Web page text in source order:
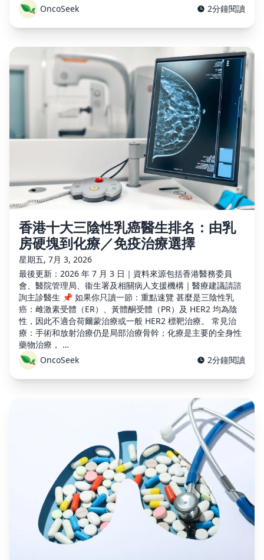
OncoSeek
2分鐘閱讀
香港十大三陰性乳癌醫生排名：由乳
房硬塊到化療／免疫治療選擇
星期五, 7月 3, 2026
最後更新：2026 年 7 月 3 日｜資料來源包括香港醫務委員
會、醫院管理局、衞生署及相關病人支援機構｜醫療建議請諮
詢主診醫生 📌 如果你只讀一節：重點速覽 甚麼是三陰性乳
癌：雌激素受體（ER）、黃體酮受體（PR）及 HER2 均為陰
性，因此不適合荷爾蒙治療或一般 HER2 標靶治療。 常見治
療：手術和放射治療仍是局部治療骨幹；化療是主要的全身性
藥物治療， …
OncoSeek
2分鐘閱讀